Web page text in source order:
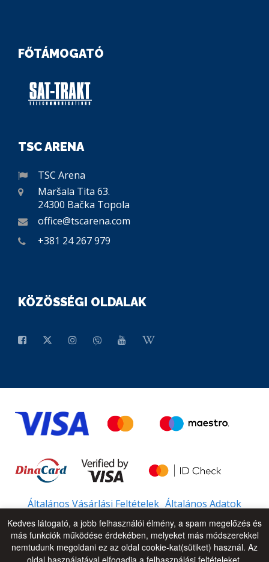
FŐTÁMOGATÓ
TSC ARENA
TSC Arena
Maršala Tita 63.
24300 Bačka Topola
office@tscarena.com
+381 24 267 979
KÖZÖSSÉGI OLDALAK
Általános Vásárlási Feltételek Általános Adatok
© 2026 - All Rights Reserved UP
Kedves látogató, a jobb felhasználói élmény, a spam megelőzés és
más funkciók működése érdekében, melyeket más módszerekkel
nemtudunk megoldani ez az oldal cookie-kat(sütiket) használ. Az
oldal használatával elfogadja a felhasználási feltételeket.